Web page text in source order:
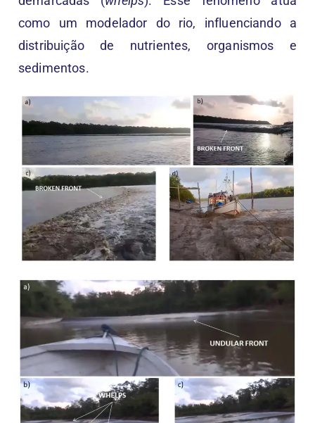
como um modelador do rio, influenciando a
distribuição de nutrientes, organismos e
sedimentos.